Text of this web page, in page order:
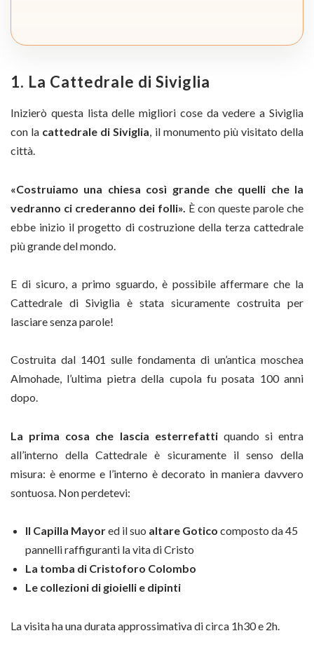
1. La Cattedrale di Siviglia
Inizierò questa lista delle migliori cose da vedere a Siviglia
con la cattedrale di Siviglia, il monumento più visitato della
città.
«Costruiamo una chiesa così grande che quelli che la
vedranno ci crederanno dei folli». È con queste parole che
ebbe inizio il progetto di costruzione della terza cattedrale
più grande del mondo.
E di sicuro, a primo sguardo, è possibile affermare che la
Cattedrale di Siviglia è stata sicuramente costruita per
lasciare senza parole!
Costruita dal 1401 sulle fondamenta di un’antica moschea
Almohade, l’ultima pietra della cupola fu posata 100 anni
dopo.
La prima cosa che lascia esterrefattiquando si entra
all’interno della Cattedrale è sicuramente il senso della
misura: è enorme e l’interno è decorato in maniera davvero
sontuosa. Non perdetevi:
Il Capilla Mayored il suo altare Gotico composto da 45
pannelli raffiguranti la vita di Cristo
La tomba di Cristoforo Colombo
Le collezioni di gioielli e dipinti
La visita ha una durata approssimativa di circa 1h30 e 2h.